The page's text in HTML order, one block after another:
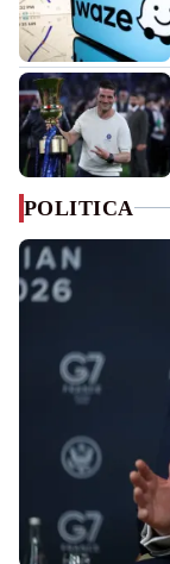
POLITICA